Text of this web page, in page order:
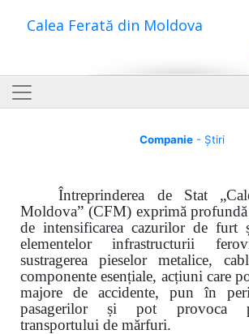
Calea Ferată din Moldova
Companie- Știri
Întreprinderea de Stat
Moldova” (CFM) exprimă
de intensificarea cazurilor de furt
elementelor infrastructurii
sustragerea pieselor metalice,
componente esențiale, acțiuni care
majore de accidente, pun în
pasagerilor și pot provoca
transportului de mărfuri.